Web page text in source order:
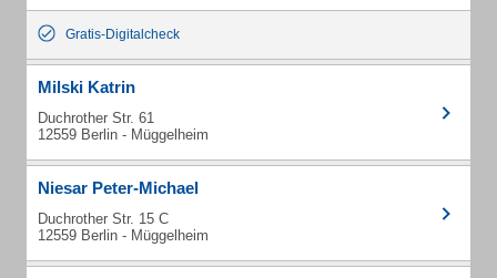
Gratis-Digitalcheck
Milski Katrin
Duchrother Str. 61
12559 Berlin - Müggelheim
Niesar Peter-Michael
Duchrother Str. 15 C
12559 Berlin - Müggelheim